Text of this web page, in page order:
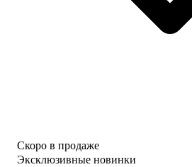
Скоро в продаже
Эксклюзивные новинки